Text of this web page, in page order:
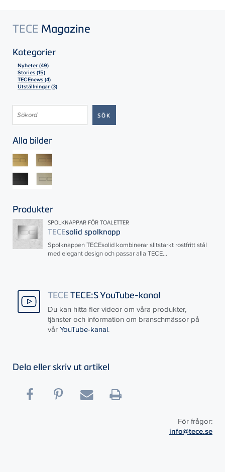
TECE Magazine
Kategorier
Nyheter (49)
Stories (15)
TECEnews (4)
Utställningar (3)
Alla bilder
Produkter
SPOLKNAPPAR FÖR TOALETTER
TECEsolid spolknapp
SpolknappenTECEsolid kombinerar slitstarkt rostfritt stål
med elegant design och passar alla TECE...
TECETECE:S YouTube-kanal
Du kan hitta fler videor om våra produkter,
tjänster och information om branschmässor på
vårYouTube-kanal.
Dela eller skriv ut artikel
För frågor:
info@tece.se